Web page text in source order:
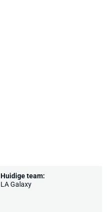
Huidige team:
LA Galaxy